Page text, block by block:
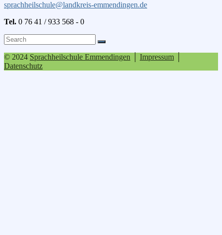
sprachheilschule@landkreis-emmendingen.de
Tel. 0 76 41 / 933 568 - 0
Search
for:
Search
© 2024 Sprachheilschule Emmendingen Impressum
Datenschutz